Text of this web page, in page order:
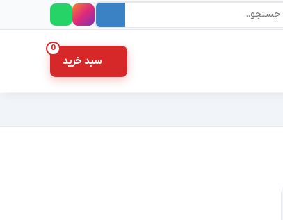
جستجو در سایت
سبد خرید
0